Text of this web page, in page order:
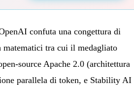
confuta una congettura di
matematici tra cui il medagliato
source Apache 2.0 (architettura
parallela di token, e Stability AI